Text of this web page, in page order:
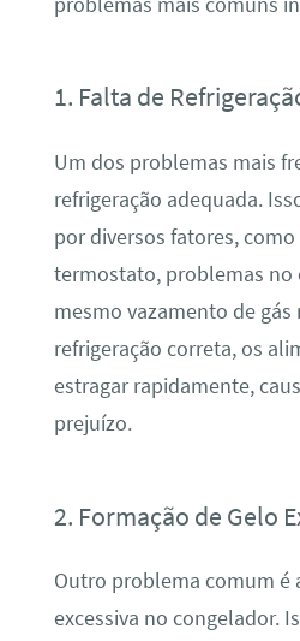
1. Falta de
Um dos problemas mais
refrigeração adequada.
por diversos fatores,
termostato, problemas no
mesmo vazamento de gás
refrigeração correta, os
estragar rapidamente,
prejuízo.
2. Formação de Gelo
Outro problema comum é
excessiva no congelador.